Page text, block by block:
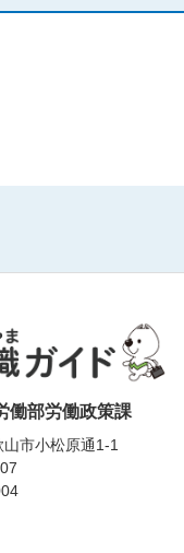
働部労働政策課
市小松原通1-1